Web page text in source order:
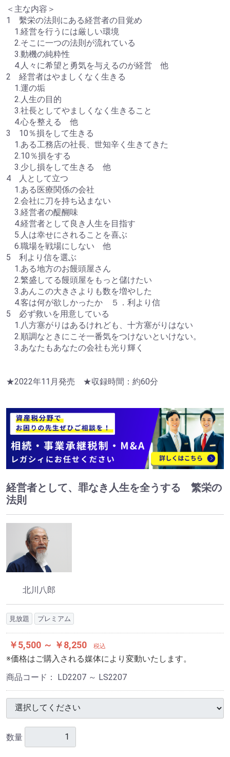
＜主な内容＞
1 繫栄の法則にある経営者の目覚め
1.経営を行うには厳しい環境
2.そこに一つの法則が流れている
3.動機の純粋性
4.人々に希望と勇気を与えるのが経営 他
2 経営者はやましくなく生きる
1.運の垢
2.人生の目的
3.社長としてやましくなく生きること
4.心を整える 他
3 10％損をして生きる
1.ある工務店の社長、世知辛く生きてきた
2.10％損をする
3.少し損をして生きる 他
4 人として立つ
1.ある医療関係の会社
2.会社に刀を持ち込まない
3.経営者の醍醐味
4.経営者として良き人生を目指す
5.人は幸せにされることを喜ぶ
6.職場を戦場にしない 他
5 利より信を選ぶ
1.ある地方のお饅頭屋さん
2.繁盛してる饅頭屋をもっと儲けたい
3.あんこの大きさよりも数を増やした
4.客は何が欲しかったか ５．利より信
5 必ず救いを用意している
1.八方塞がりはあるけれども、十方塞がりはない
2.順調なときにこそ一番気をつけないといけない。
3.あなたもあなたの会社も光り輝く
★2022年11月発売 ★収録時間：約60分
経営者として、罪なき人生を全うする 繁栄の
法則
北川八郎
見放題 プレミアム
￥5,500 ～ ￥8,250 税込
※価格はご購入される媒体により変動いたします。
商品コード： LD2207 ～ LS2207
数量